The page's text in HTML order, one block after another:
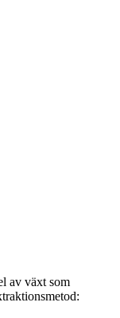
av växt som